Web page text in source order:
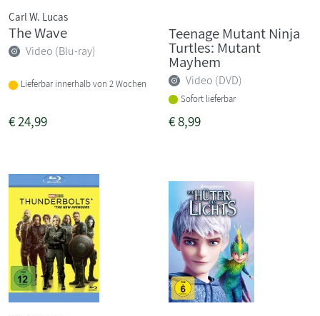
Carl W. Lucas
The Wave
Video (Blu-ray)
Lieferbar innerhalb von 2 Wochen
€24,99
Teenage Mutant Ninja
Turtles: Mutant
Mayhem
Video (DVD)
Sofort lieferbar
€8,99